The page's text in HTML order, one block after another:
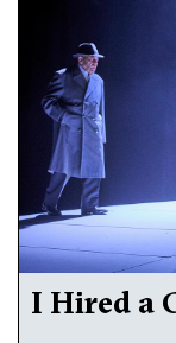
I Hired a